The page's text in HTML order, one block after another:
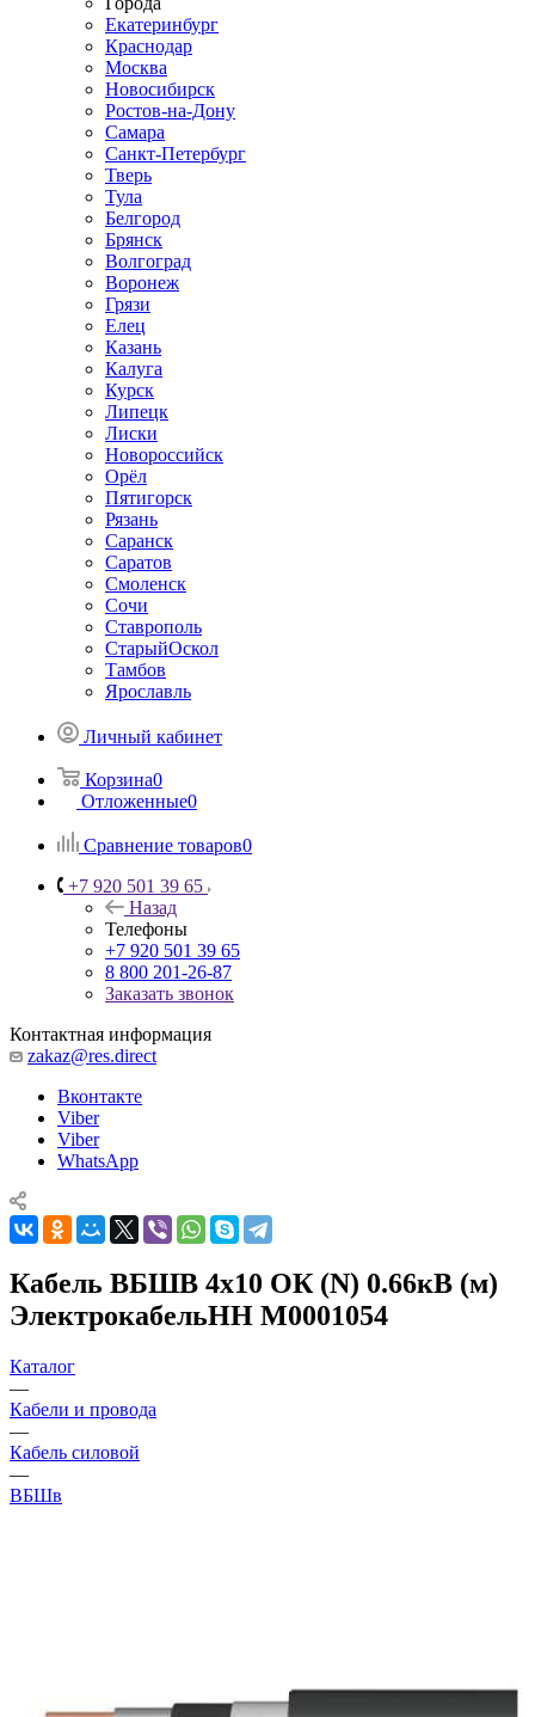
Екатеринбург
Краснодар
Москва
Новосибирск
Ростов-на-Дону
Самара
Санкт-Петербург
Тверь
Тула
Белгород
Брянск
Волгоград
Воронеж
Грязи
Елец
Казань
Калуга
Курск
Липецк
Лиски
Новороссийск
Орёл
Пятигорск
Рязань
Саранск
Саратов
Смоленск
Сочи
Ставрополь
СтарыйОскол
Тамбов
Ярославль
Личный кабинет
Корзина0
Отложенные0
Сравнение товаров0
+7 920 501 39 65
Назад
Телефоны
+7 920 501 39 65
8 800 201-26-87
Заказать звонок
Контактная информация
zakaz@res.direct
Вконтакте
Viber
Viber
WhatsApp
Кабель ВБШВ 4х10 ОК (N) 0.66кВ (м)
ЭлектрокабельНН M0001054
Каталог
—
Кабели и провода
—
Кабель силовой
—
ВБШв